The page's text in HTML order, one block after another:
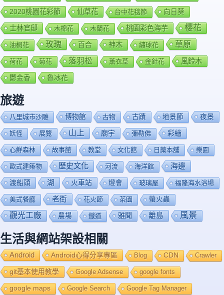
2020桃園花彩節
仙草花 台中花毯節 向日葵
士林官邸 木棉花 木蘭花 桃園彩色海芋 櫻花
油桐花 玫瑰 百合 神木 繡球花 草原
荷花 菊花 落羽松 薰衣草 金針花 風鈴木
鬱金香 魯冰花
旅遊
八里城市沙雕 博物館 古物 古蹟 地景節 夜景
妖怪 展覽 山上 廟宇 彌勒佛 彩繪
心鮮森林 故事館 教堂 文化館 日藥本舖 樂園
歐式建築物 歷史文化 河流 海洋館 海邊
渡船頭 湖 火車站 燈會 玻璃屋 福隆海水浴場
美式餐廳 老街 花火節 茶園 螢火蟲
觀光工廠 農場 鐡道 雅聞 離島 風景
生活與網站架設相關
Android Android心得分享專區 Blog CDN Crawler
git基本使用教學 Google Adsense google fonts
google maps Google Search Google Tag Manager